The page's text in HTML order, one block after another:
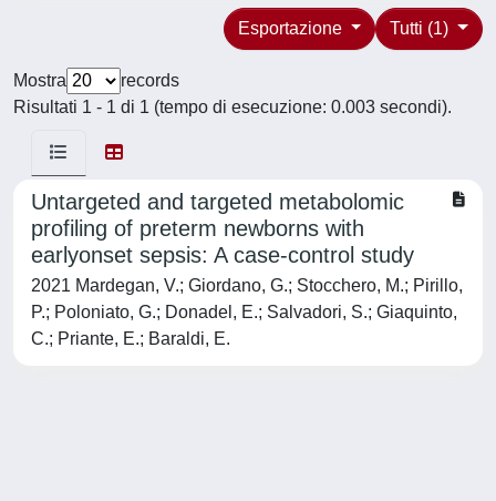
Tutti (1)
Esportazione
Mostra
records
Risultati 1 - 1 di 1 (tempo di esecuzione: 0.003 secondi).
Untargeted and targeted metabolomic
profiling of preterm newborns with
earlyonset sepsis: A case-control study
2021 Mardegan, V.; Giordano, G.; Stocchero, M.; Pirillo,
P.; Poloniato, G.; Donadel, E.; Salvadori, S.; Giaquinto,
C.; Priante, E.; Baraldi, E.